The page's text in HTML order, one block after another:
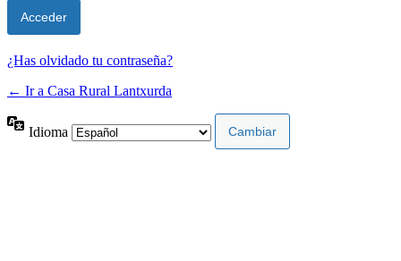
¿Has olvidado tu contraseña?
← Ir a Casa Rural Lantxurda
Idioma